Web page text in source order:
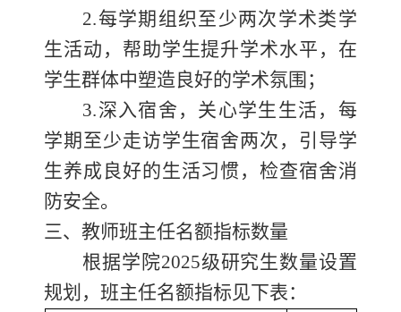
2.每学期组织至少两次学术类学
生活动， 帮助学生提升学术水平， 在
学生群体中塑造良好的学术氛围 ；
3.深入宿舍，关心学生生活 ， 每
学期 至少走访学生宿舍两次 ，引导学
生养成良好的生活习惯，检查宿舍消
防安全。
三、教师班主任名额指标数量
根据学院2025级研究生数量设置
规划，班主任名额指标见下表：